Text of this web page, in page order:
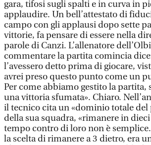
gara, tifosi sugli spalti e in curva in
applaudire. Un bell’attestato di
campo con gli applausi dopo sette
vittorie, fa pensare di essere nella
parole di Canzi. L’allenatore
commentare la partita comincia
l’avessero detto prima di giocare,
avrei preso questo punto come un
Per come abbiamo gestito la partita,
una vittoria sfumata». Chiaro.
il tecnico cita un «dominio totale del
della sua squadra, «rimanere in
tempo contro di loro non è
la scelta di rimanere a 3 dietro, era